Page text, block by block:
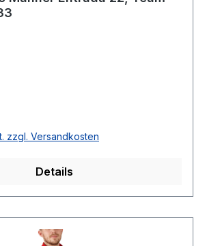
zzgl. Versandkosten
Details